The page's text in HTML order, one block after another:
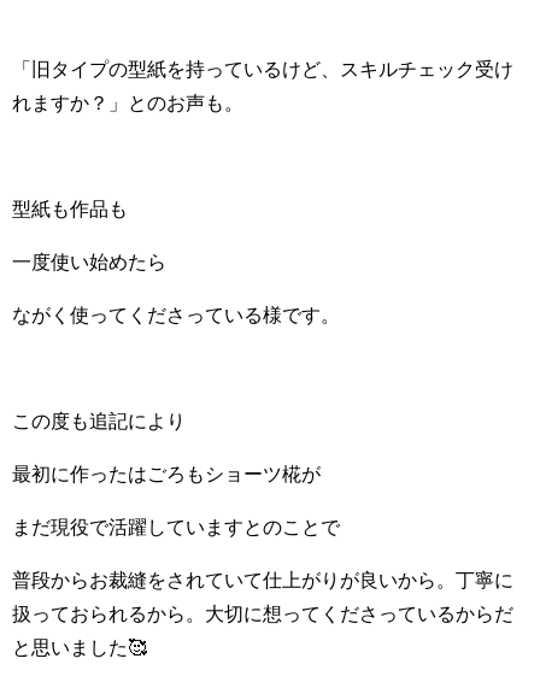
「旧タイプの型紙を持っているけど、スキルチェック受け
れますか？」とのお声も。
型紙も作品も
一度使い始めたら
ながく使ってくださっている様です。
この度も追記により
最初に作ったはごろもショーツ椛が
まだ現役で活躍していますとのことで
普段からお裁縫をされていて仕上がりが良いから。丁寧に
扱っておられるから。大切に想ってくださっているからだ
と思いました🥰